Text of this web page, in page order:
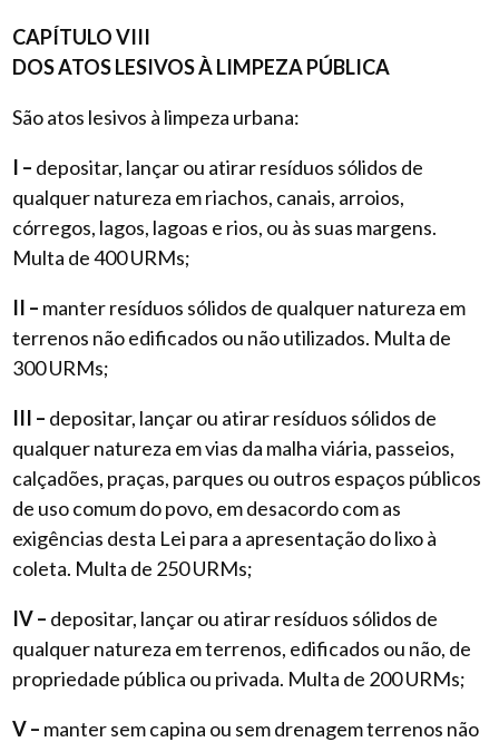
CAPÍTULO VIII
DOS ATOS LESIVOS À LIMPEZA PÚBLICA
São atos lesivos à limpeza urbana:
I – depositar, lançar ou atirar resíduos sólidos de
qualquer natureza em riachos, canais, arroios,
córregos, lagos, lagoas e rios, ou às suas margens.
Multa de 400 URMs;
II – manter resíduos sólidos de qualquer natureza em
terrenos não edificados ou não utilizados. Multa de
300 URMs;
III – depositar, lançar ou atirar resíduos sólidos de
qualquer natureza em vias da malha viária, passeios,
calçadões, praças, parques ou outros espaços públicos
de uso comum do povo, em desacordo com as
exigências desta Lei para a apresentação do lixo à
coleta. Multa de 250 URMs;
IV – depositar, lançar ou atirar resíduos sólidos de
qualquer natureza em terrenos, edificados ou não, de
propriedade pública ou privada. Multa de 200 URMs;
V – manter sem capina ou sem drenagem terrenos não